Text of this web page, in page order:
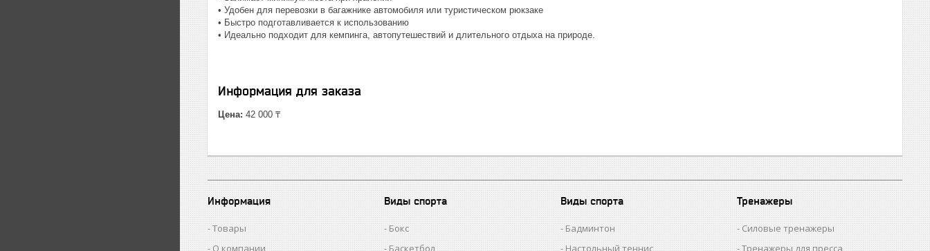
• Удобен для перевозки в багажнике автомобиля или туристическом рюкзаке
• Быстро подготавливается к использованию
• Идеально подходит для кемпинга, автопутешествий и длительного отдыха на природе.
Информация для заказа
Цена: 42 000 ₸
Информация
Товары
О компании
Виды спорта
Бокс
Баскетбол
Виды спорта
Бадминтон
Настольный теннис
Тренажеры
Силовые тренажеры
Тренажеры для пресса